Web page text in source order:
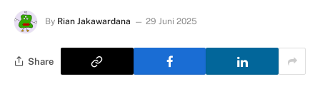
By Rian Jakawardana 29 Juni 2025
Share